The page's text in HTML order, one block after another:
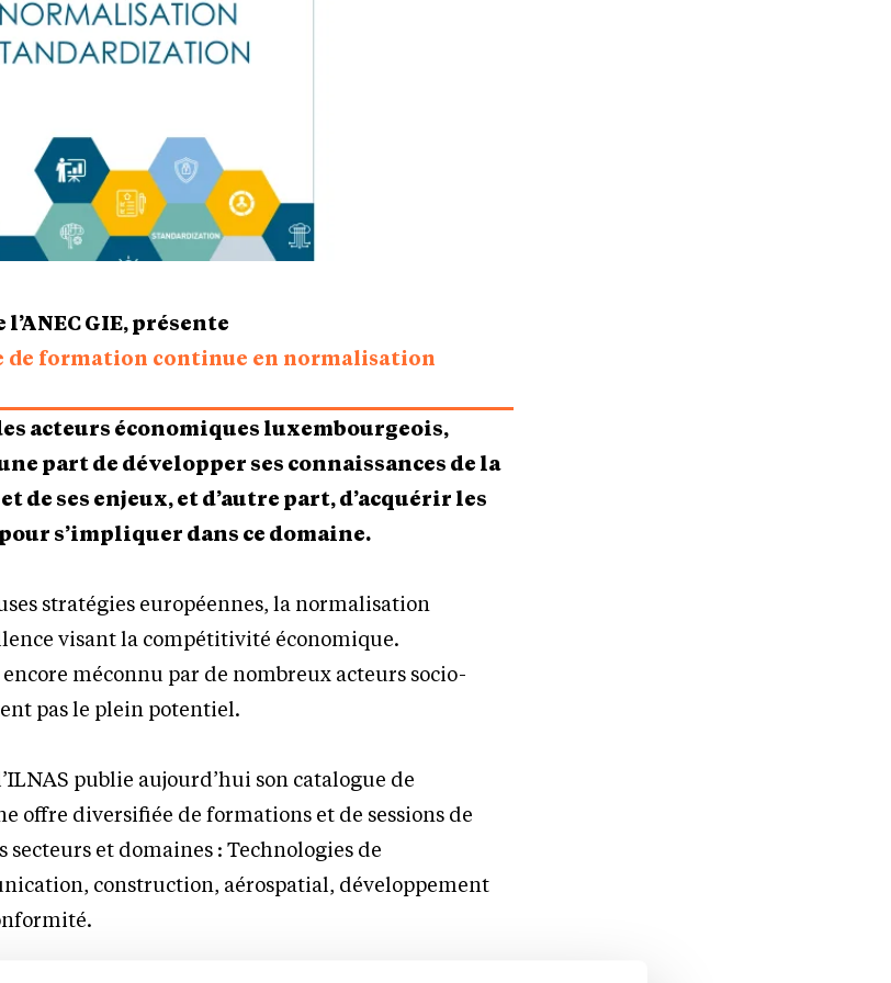
GIE, présente
de formation continue en normalisation
acteurs économiques luxembourgeois,
part de développer ses connaissances de la
ses enjeux, et d’autre part, d’acquérir les
s’impliquer dans ce domaine.
stratégies européennes, la normalisation
visant la compétitivité économique.
méconnu par de nombreux acteurs socio-
pas le plein potentiel.
publie aujourd’hui son catalogue de
offre diversifiée de formations et de sessions de
et domaines : Technologies de
construction, aérospatial, développement